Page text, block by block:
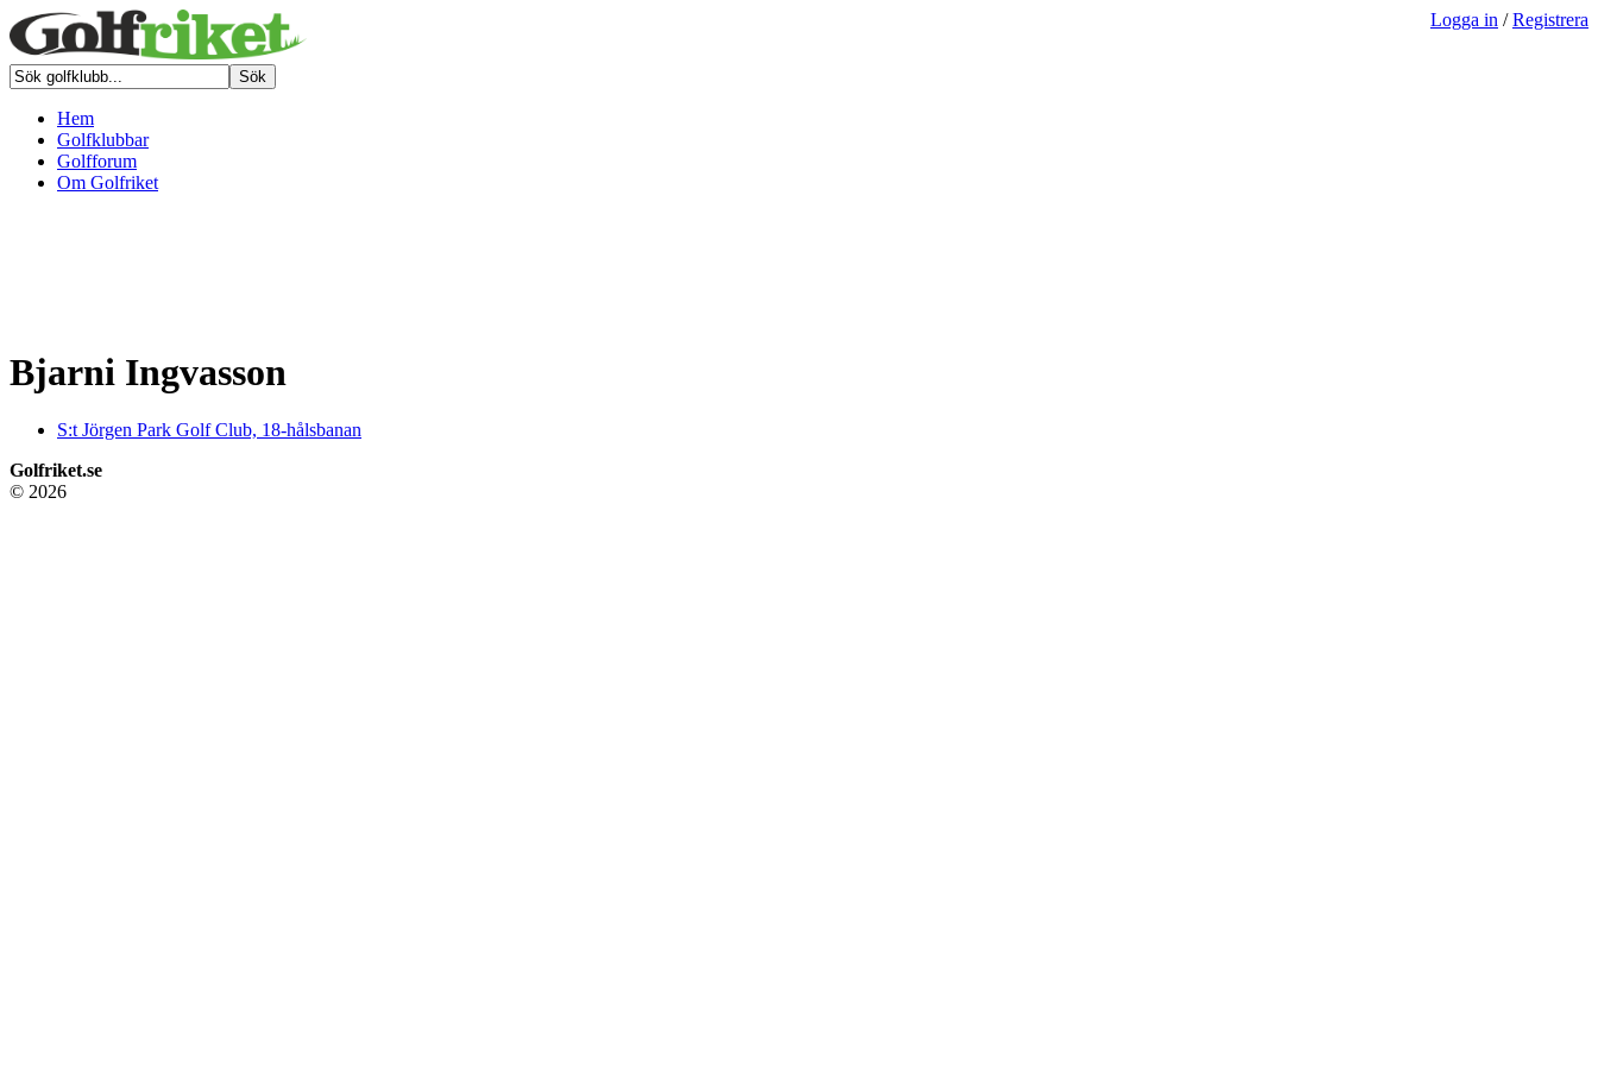
Logga in /Registrera
Hem
Golfklubbar
Golfforum
Om Golfriket
Bjarni Ingvasson
S:t Jörgen Park Golf Club, 18-hålsbanan
Golfriket.se
© 2026